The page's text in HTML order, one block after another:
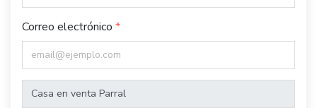
Correo electrónico